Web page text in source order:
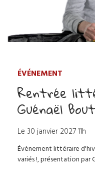
ÉVÉNEMENT
Rentrée
Guénaël
Le 30 janvier 202711h
Évènement littéraire
variés !, présentation par